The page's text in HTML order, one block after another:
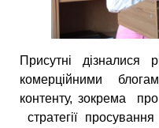
Присутні дізналися
комерційними
контенту, зокрема
стратегії